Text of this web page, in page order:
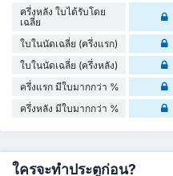
ครึ่งหลัง ใบได้รับโดย
เฉลี่ย
ใบในนัดเฉลี่ย (ครึ่งแรก)
ใบในนัดเฉลี่ย (ครึ่งหลัง)
ครึ่งแรก มีใบมากกว่า %
ครึ่งหลัง มีใบมากกว่า %
ใครจะทำประตูก่อน?